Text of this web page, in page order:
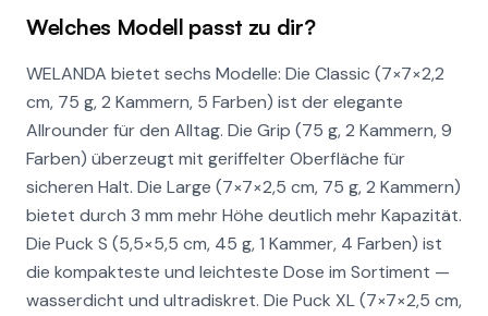
Welches Modell passt zu dir?
WELANDA bietet sechs Modelle: Die Classic (7×7×2,2
cm, 75 g, 2 Kammern, 5 Farben) ist der elegante
Allrounder für den Alltag. Die Grip (75 g, 2 Kammern, 9
Farben) überzeugt mit geriffelter Oberfläche für
sicheren Halt. Die Large (7×7×2,5 cm, 75 g, 2 Kammern)
bietet durch 3 mm mehr Höhe deutlich mehr Kapazität.
Die Puck S (5,5×5,5 cm, 45 g, 1 Kammer, 4 Farben) ist
die kompakteste und leichteste Dose im Sortiment —
wasserdicht und ultradiskret. Die Puck XL (7×7×2,5 cm,